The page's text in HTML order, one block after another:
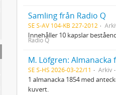
Samling från Radio Q
SE S-AV 104-KB 227-2012
Innehåller 10 kapslar
Radio Q
M. Löfgren:
SE S-HS 2026-03-22/11 Arkiv
1 almanacka 1854 med
kuvert.